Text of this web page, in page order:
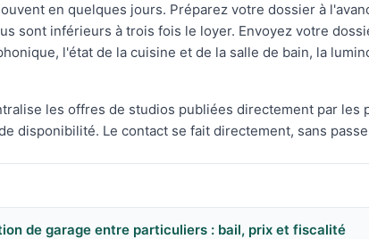
en quelques jours. Préparez votre dossier à
sont inférieurs à trois fois le loyer. Envoyez votre
l'état de la cuisine et de la salle de bain, la
les offres de studios publiées directement par
disponibilité. Le contact se fait directement, sans
de garage entre particuliers : bail, prix et fiscalité